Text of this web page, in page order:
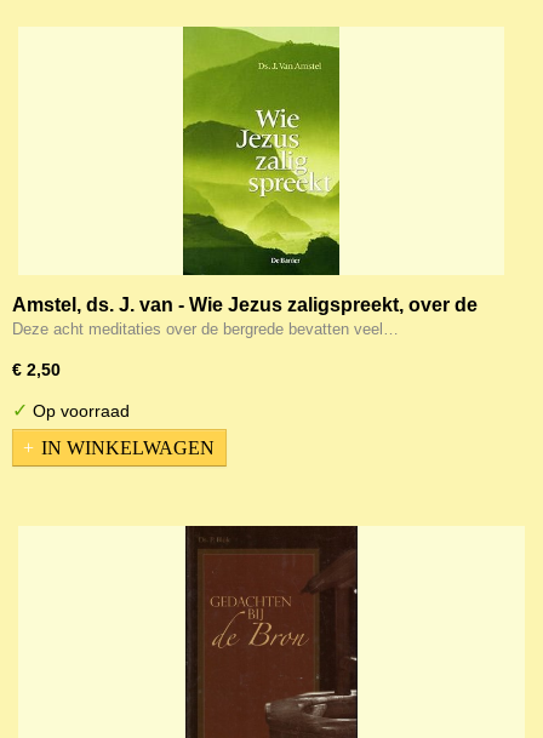
Amstel, ds. J. van - Wie Jezus zaligspreekt, over de
Bergrede
Deze acht meditaties over de bergrede bevatten veel…
€ 2,50
✓ Op voorraad
IN WINKELWAGEN